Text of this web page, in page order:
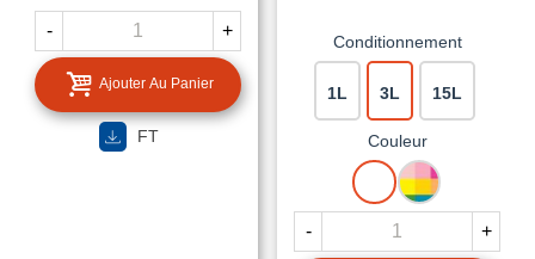
- +
Ajouter Au Panier
FT
Conditionnement
1L 3L 15L
Couleur
BLANCMISE
A
TEINTE
- +